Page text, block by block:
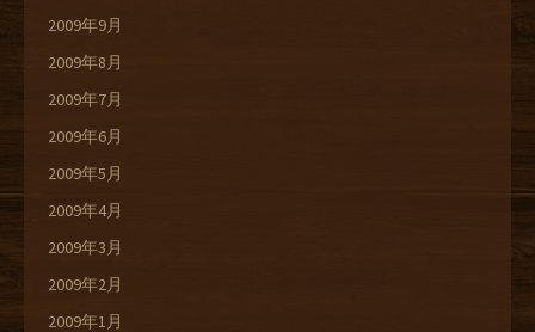
2009年9月
2009年8月
2009年7月
2009年6月
2009年5月
2009年4月
2009年3月
2009年2月
2009年1月